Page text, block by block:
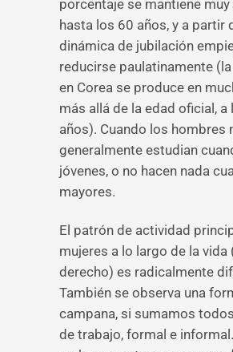
porcentaje se mantiene muy
hasta los 60 años, y a partir
dinámica de jubilación
reducirse paulatinamente
en Corea se produce en
más allá de la edad oficial, a
años). Cuando los hombres
generalmente estudian
jóvenes, o no hacen nada
mayores.
El patrón de actividad
mujeres a lo largo de la vida
derecho) es radicalmente
También se observa una
campana, si sumamos
de trabajo, formal e